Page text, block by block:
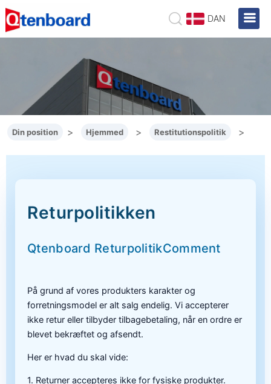
DAN
Din position > Hjemmed > Restitutionspolitik >
Returpolitikken
Qtenboard ReturpolitikComment
På grund af vores produkters karakter og
forretningsmodel er alt salg endelig. Vi accepterer
ikke retur eller tilbyder tilbagebetaling, når en ordre er
blevet bekræftet og afsendt.
Her er hvad du skal vide:
1. Returner accepteres ikke for fysiske produkter.